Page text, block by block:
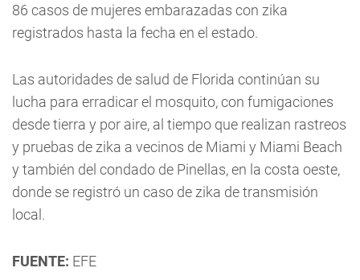
86 casos de mujeres embarazadas con zika
registrados hasta la fecha en el estado.
Las autoridades de salud de Florida continúan su
lucha para erradicar el mosquito, con fumigaciones
desde tierra y por aire, al tiempo que realizan rastreos
y pruebas de zika a vecinos de Miami y Miami Beach
y también del condado de Pinellas, en la costa oeste,
donde se registró un caso de zika de transmisión
local.
FUENTE: EFE